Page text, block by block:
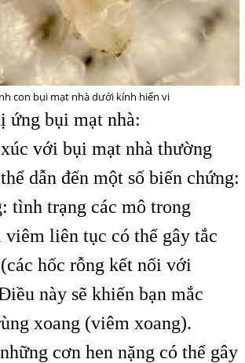
con bụi mạt nhà dưới kính hiển vi
ứng bụi mạt nhà:
với bụi mạt nhà thường
dẫn đến một số biến chứng:
tình trạng các mô trong
liên tục có thể gây tắc
hốc rỗng kết nối với
này sẽ khiến bạn mắc
xoang (viêm xoang).
cơn hen nặng có thể gây